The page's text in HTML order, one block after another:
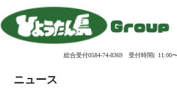
総合受付0584-74-8369 受付時間( 11:00
ニュース